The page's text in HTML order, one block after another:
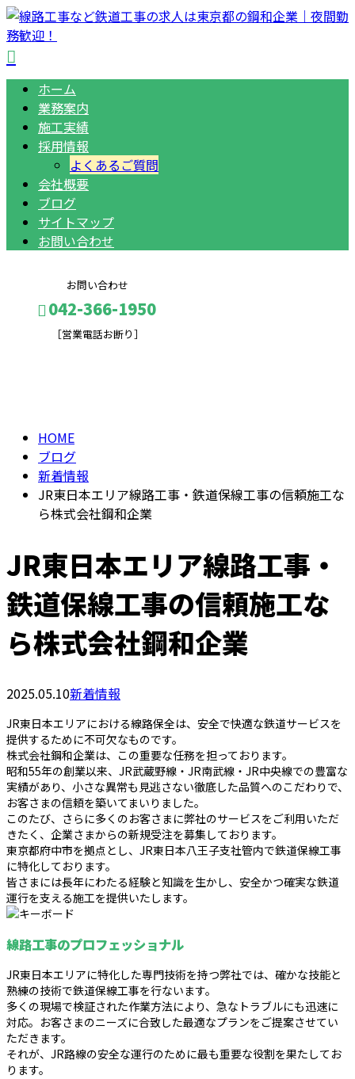
ホーム
業務案内
施工実績
採用情報
よくあるご質問
会社概要
ブログ
サイトマップ
お問い合わせ
お問い合わせ
042-366-1950
［営業電話お断り］
HOME
ブログ
新着情報
JR東日本エリア線路工事・鉄道保線工事の信頼施工な
ら株式会社鋼和企業
JR東日本エリア線路工事・
鉄道保線工事の信頼施工な
ら株式会社鋼和企業
2025.05.10新着情報
JR東日本エリアにおける線路保全は、安全で快適な鉄道サービスを
提供するために不可欠なものです。
株式会社鋼和企業は、この重要な任務を担っております。
昭和55年の創業以来、JR武蔵野線・JR南武線・JR中央線での豊富な
実績があり、小さな異常も見逃さない徹底した品質へのこだわりで、
お客さまの信頼を築いてまいりました。
このたび、さらに多くのお客さまに弊社のサービスをご利用いただ
きたく、企業さまからの新規受注を募集しております。
東京都府中市を拠点とし、JR東日本八王子支社管内で鉄道保線工事
に特化しております。
皆さまには長年にわたる経験と知識を生かし、安全かつ確実な鉄道
運行を支える施工を提供いたします。
線路工事のプロフェッショナル
JR東日本エリアに特化した専門技術を持つ弊社では、確かな技能と
熟練の技術で鉄道保線工事を行ないます。
多くの現場で検証された作業方法により、急なトラブルにも迅速に
対応。お客さまのニーズに合致した最適なプランをご提案させてい
ただきます。
それが、JR路線の安全な運行のために最も重要な役割を果たしてお
ります。